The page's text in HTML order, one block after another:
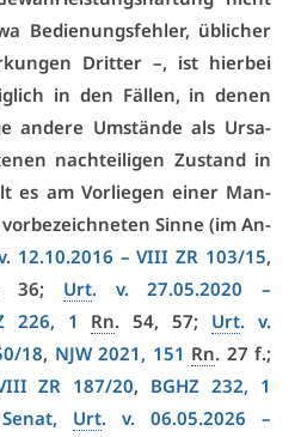
Be­die­nungs­feh­ler, üb­li­cher
Drit­ter –, ist hier­bei
in den Fäl­len, in de­nen
an­de­re Um­stän­de als Ur­sa­
nach­tei­li­gen Zu­stand in
es am Vor­lie­gen ei­ner Man­
Sin­ne (im An­
12.10.2016 –VI­II ZR 103/15,
36; Urt. v. 27.05.2020 –
226, 1 Rn. 54, 57; Urt. v.
18, NJW 2021, 151 Rn. 27 f.;
ZR 187/20, BGHZ 232, 1
Se­nat, Urt. v. 06.05.2026 –